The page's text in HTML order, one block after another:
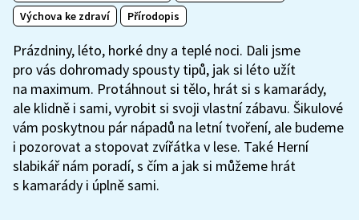
Výchova ke zdraví
Přírodopis
Prázdniny, léto, horké dny a teplé noci. Dali jsme
pro vás dohromady spousty tipů, jak si léto užít
na maximum. Protáhnout si tělo, hrát si s kamarády,
ale klidně i sami, vyrobit si svoji vlastní zábavu. Šikulové
vám poskytnou pár nápadů na letní tvoření, ale budeme
i pozorovat a stopovat zvířátka v lese. Také Herní
slabikář nám poradí, s čím a jak si můžeme hrát
s kamarády i úplně sami.